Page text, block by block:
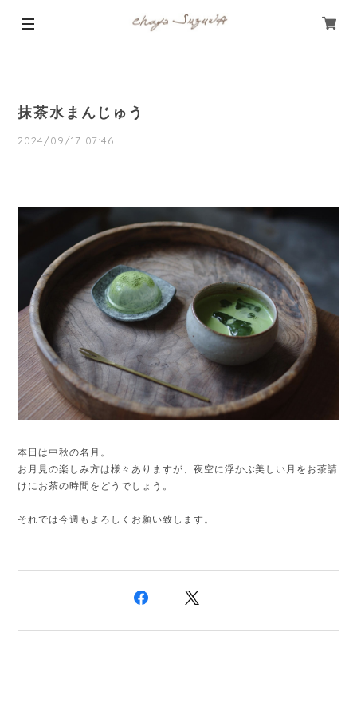
抹茶水まんじゅう
2024/09/17 07:46
本日は中秋の名月。
お月見の楽しみ方は様々ありますが、夜空に浮かぶ美しい月をお茶請
けにお茶の時間をどうでしょう。
それでは今週もよろしくお願い致します。